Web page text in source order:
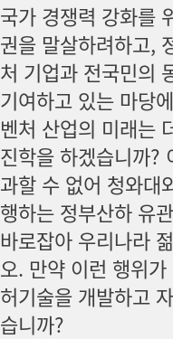
국가 경쟁력 강화를
권을 말살하려하고,
처 기업과 전국민의
기여하고 있는 마당
벤처 산업의 미래는
진학을 하겠습니까?
과할 수 없어 청와대
행하는 정부산하 유
바로잡아 우리나라
오. 만약 이런 행위
허기술을 개발하고
습니까?